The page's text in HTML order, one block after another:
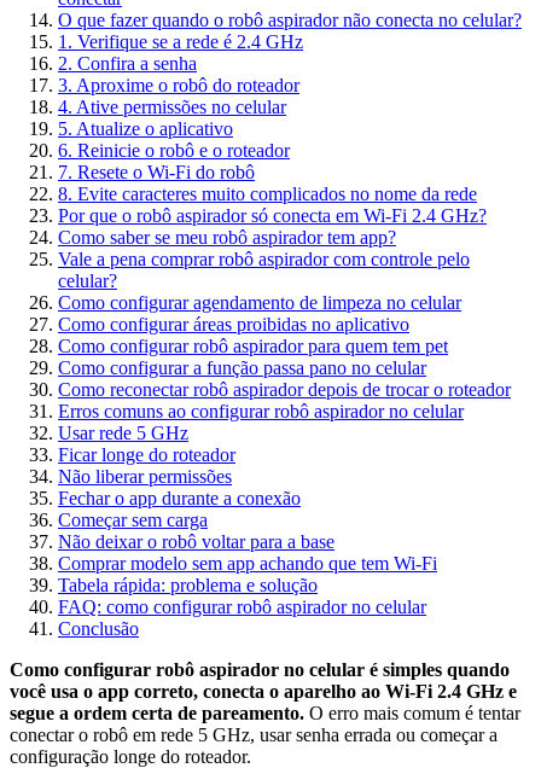
O que fazer quando o robô aspirador não conecta no celular?
1. Verifique se a rede é 2.4 GHz
2. Confira a senha
3. Aproxime o robô do roteador
4. Ative permissões no celular
5. Atualize o aplicativo
6. Reinicie o robô e o roteador
7. Resete o Wi-Fi do robô
8. Evite caracteres muito complicados no nome da rede
Por que o robô aspirador só conecta em Wi-Fi 2.4 GHz?
Como saber se meu robô aspirador tem app?
Vale a pena comprar robô aspirador com controle pelo
celular?
Como configurar agendamento de limpeza no celular
Como configurar áreas proibidas no aplicativo
Como configurar robô aspirador para quem tem pet
Como configurar a função passa pano no celular
Como reconectar robô aspirador depois de trocar o roteador
Erros comuns ao configurar robô aspirador no celular
Usar rede 5 GHz
Ficar longe do roteador
Não liberar permissões
Fechar o app durante a conexão
Começar sem carga
Não deixar o robô voltar para a base
Comprar modelo sem app achando que tem Wi-Fi
Tabela rápida: problema e solução
FAQ: como configurar robô aspirador no celular
Conclusão
Como configurar robô aspirador no celular é simples quando
você usa o app correto, conecta o aparelho ao Wi-Fi 2.4 GHz e
segue a ordem certa de pareamento. O erro mais comum é tentar
conectar o robô em rede 5 GHz, usar senha errada ou começar a
configuração longe do roteador.